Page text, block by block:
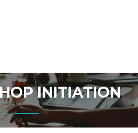
INITIATION